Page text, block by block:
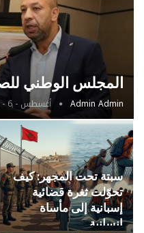
المجلس الوطني
Admin Admin أغسطس - 6 - 2026
سبتة تحت المجهر: كيف
تحوّلت ثغرة قضائية
إسبانية إلى مأساة
إنسانية…